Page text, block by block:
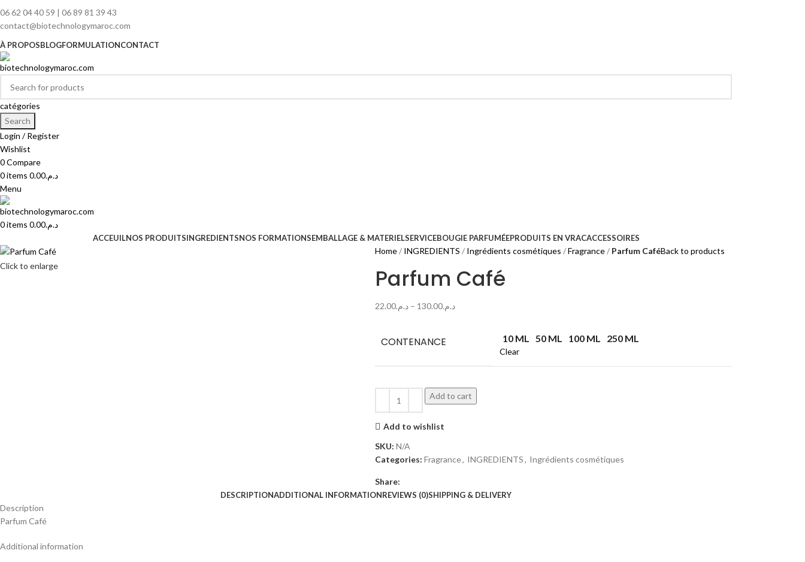
06 62 04 40 59 | 06 89 81 39 43
contact@biotechnologymaroc.com
À PROPOSBLOGFORMULATIONCONTACT
catégories
Search
Login / Register
Wishlist
0Compare
0items د.م.0.00
Menu
0items د.م.0.00
ACCEUILNOS PRODUITSINGREDIENTSNOS FORMATIONSEMBALLAGE & MATERIELSERVICEBOUGIE PARFUMÉEPRODUITS EN VRACACCESSOIRES
Click to enlarge
Home INGREDIENTS Ingrédients cosmétiques Fragrance Parfum CaféBack to products
Parfum Café
د.م.22.00 – د.م.130.00
CONTENANCE 10 ML 50 ML 100 ML 250 ML
Clear
Add to cart
Add to wishlist
SKU: N/A
Categories: Fragrance, INGREDIENTS, Ingrédients cosmétiques
Share:
DESCRIPTIONADDITIONAL INFORMATIONREVIEWS (0)SHIPPING & DELIVERY
Description
Parfum Café
Additional information